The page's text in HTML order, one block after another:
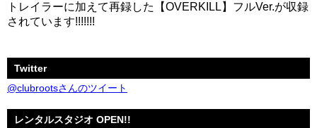
トレイラーに加えて再録した【OVERKILL】フルVer.が収録
されています!!!!!!!
Twitter
@clubrootsさんのツイート
レンタルスタジオ OPEN!!